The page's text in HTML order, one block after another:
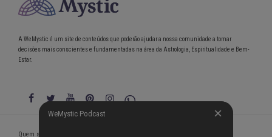
WeMystic Podcast
A WeMystic é um site de conteúdos que poderão ajudar a nossa comunidade a tomar
decisões mais conscientes e fundamentadas na área da Astrologia, Espiritualidade e Bem-
Estar.
WeMystic Podcast
Quem somos